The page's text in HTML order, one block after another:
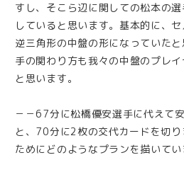
すし、そこら辺に関しての松本の
していると思います。基本的に、
逆三角形の中盤の形になっていた
手の関わり方も我々の中盤のプレ
と思います。
－－67分に松橋優安選手に代えて
と、70分に2枚の交代カードを切
ためにどのようなプランを描いてい